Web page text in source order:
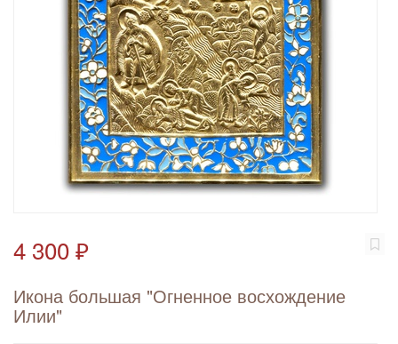
4 300 ₽
Икона большая "Огненное восхождение
Илии"